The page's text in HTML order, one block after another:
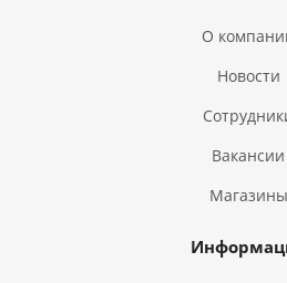
О
Новости
Вакансии
Магазины